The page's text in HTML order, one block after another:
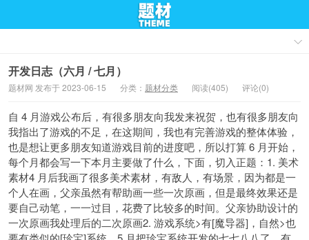
开发日志（六月 / 七月）
题材网 发布于 2023-06-15 分类： 题材分类 阅读(405) 评论(0)
自 4 月游戏公布后，有很多朋友向我发来祝贺，也有很多朋友向
我指出了游戏的不足，在这期间，我也有完善游戏的整体体验，
也是想让更多朋友知道游戏目前的进度吧，所以打算 6 月开始，
每个月都会写一下本月主要做了什么，下面，切入正题：1. 美术
素材4 月后我画了很多美术素材，有敌人，有场景，因为都是一
个人在画，父亲虽然有帮助画一些一次原画，但是最终效果还是
要自己动笔，一一过目，花费了比较多的时间。父亲协助设计的
一次原画我处理后的二次原画2. 游戏系统>有[魔导器]，自然>也